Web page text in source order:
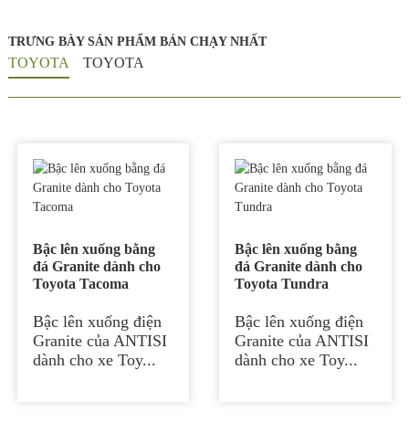
TRƯNG BÀY SẢN PHẨM BÁN CHẠY NHẤT
TOYOTA TOYOTA
Bậc lên xuống bằng
đá Granite dành cho
Toyota Tacoma
Bậc lên xuống điện
Granite của ANTISI
dành cho xe Toy...
Bậc lên xuống bằng
đá Granite dành cho
Toyota Tundra
Bậc lên xuống điện
Granite của ANTISI
dành cho xe Toy...
Sierra dành cho Toyota
Hilux
ANTISI dành cho
Toyota Hilu...